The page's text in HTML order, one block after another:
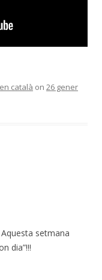
català on 26 gener
setmana
dia”!!!